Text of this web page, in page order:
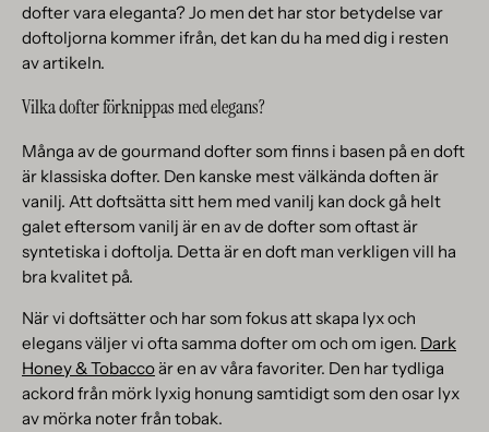
dofter vara eleganta? Jo men det har stor betydelse var
doftoljorna kommer ifrån, det kan du ha med dig i resten
av artikeln.
Vilka dofter förknippas med elegans?
Många av de gourmand dofter som finns i basen på en doft
är klassiska dofter. Den kanske mest välkända doften är
vanilj. Att doftsätta sitt hem med vanilj kan dock gå helt
galet eftersom vanilj är en av de dofter som oftast är
syntetiska i doftolja. Detta är en doft man verkligen vill ha
bra kvalitet på.
När vi doftsätter och har som fokus att skapa lyx och
elegans väljer vi ofta samma dofter om och om igen. Dark
Honey & Tobaccoär en av våra favoriter. Den har tydliga
ackord från mörk lyxig honung samtidigt som den osar lyx
av mörka noter från tobak.